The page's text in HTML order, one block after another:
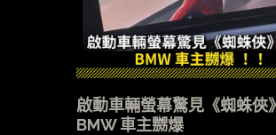
啟動車輛螢幕驚見《蜘蛛俠
BMW 車主嬲爆